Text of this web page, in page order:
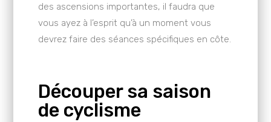
des ascensions importantes, il faudra que
vous ayez à l’esprit qu’à un moment vous
devrez faire des séances spécifiques en côte.
Découper sa saison
de cyclisme